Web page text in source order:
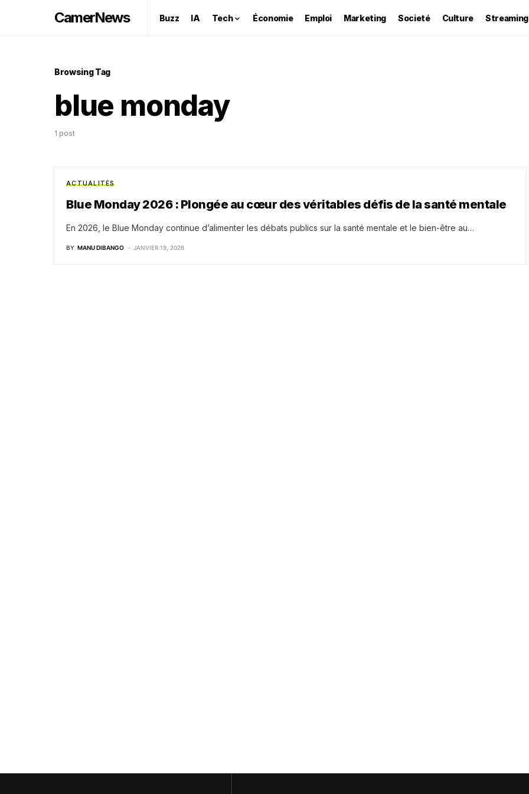
CamerNews Buzz IA Tech Économie Emploi Marketing Societé Culture Streaming
Browsing Tag
blue monday
1 post
ACTUALITÉS
Blue Monday 2026 : Plongée au cœur des véritables défis de la santé mentale
En 2026, le Blue Monday continue d’alimenter les débats publics sur la santé mentale et le bien-être au…
BY MANU DIBANGO JANVIER 19, 2026